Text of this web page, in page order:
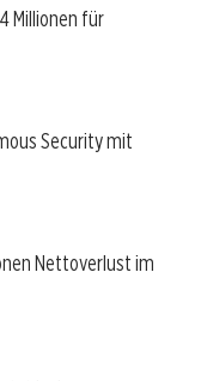
Millionen für
Security mit
Nettoverlust im